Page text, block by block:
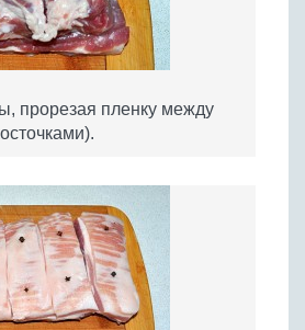
прорезая пленку между